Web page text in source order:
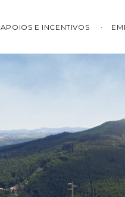
APOIOS E INCENTIVOS